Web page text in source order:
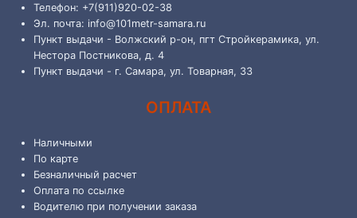
Телефон: +7(911)920-02-38
Эл. почта: info@101metr-samara.ru
Пункт выдачи - Волжский р-он, пгт Стройкерамика, ул.
Нестора Постникова, д. 4
Пункт выдачи - г. Самара, ул. Товарная, 33
ОПЛАТА
Наличными
По карте
Безналичный расчет
Оплата по ссылке
Водителю при получении заказа